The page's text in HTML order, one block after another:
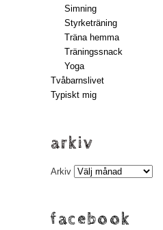
Simning
Styrketräning
Träna hemma
Träningssnack
Yoga
Tvåbarnslivet
Typiskt mig
arkiv
Arkiv
facebook